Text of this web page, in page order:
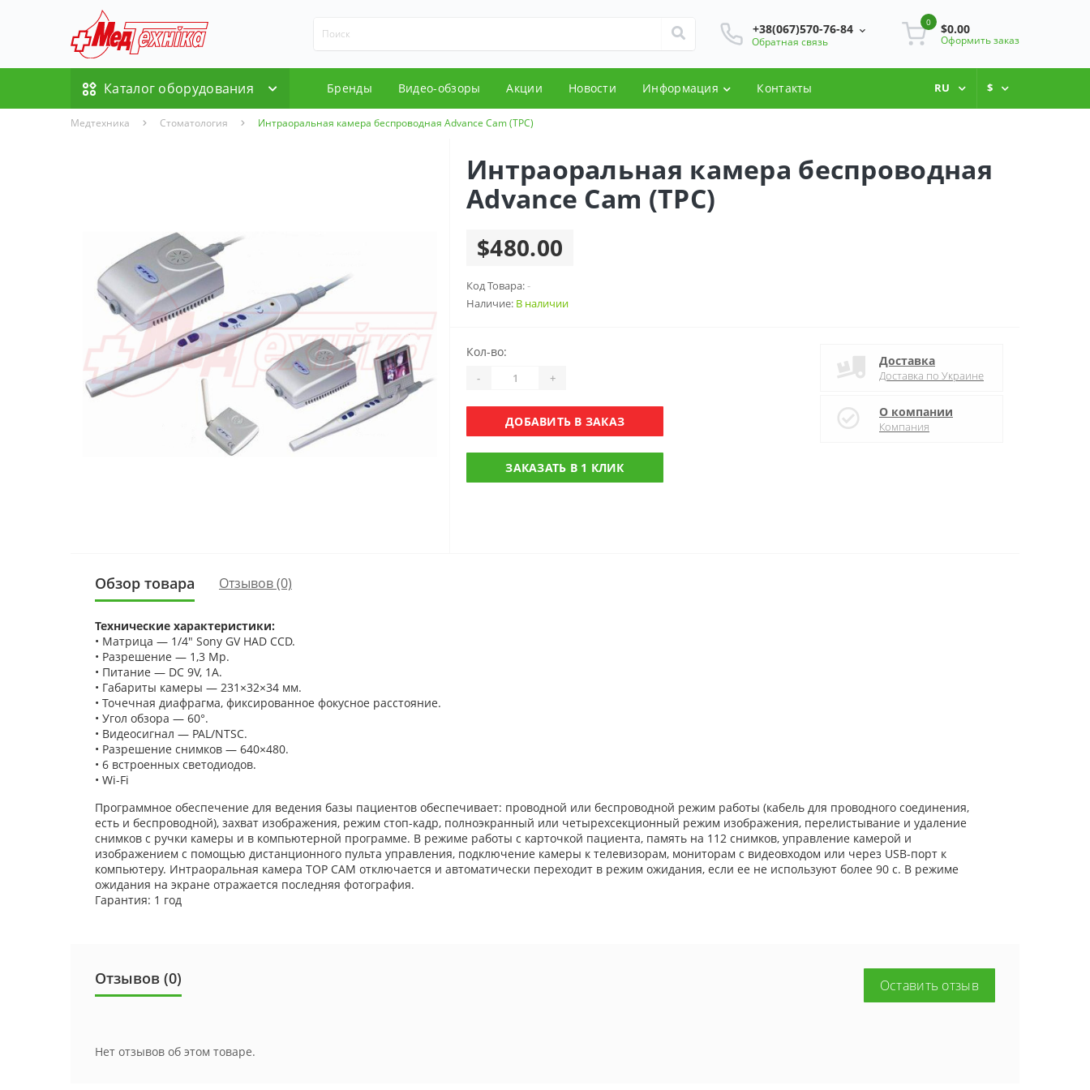
+38(067)570-76-84
Обратная связь
0 $0.00
Оформить заказ
Каталог оборудования Бренды Видео-обзоры Акции Новости Информация Контакты RU $
Медтехника Стоматология Интраоральная камера беспроводная Advance Cam (ТРС)
Интраоральная камера беспроводная
Advance Cam (ТРС)
$480.00
Код Товара:-
Наличие: В наличии
Кол-во:
- +
ДОБАВИТЬ В ЗАКАЗ
ЗАКАЗАТЬ В 1 КЛИК
Доставка
Доставка по Украине
О компании
Компания
Обзор товара Отзывов (0)
Технические характеристики:
• Матрица — 1/4" Sony GV HAD CCD.
• Разрешение — 1,3 Mp.
• Питание — DC 9V, 1A.
• Габариты камеры — 231×32×34 мм.
• Точечная диафрагма, фиксированное фокусное расстояние.
• Угол обзора — 60°.
• Видеосигнал — PAL/NTSC.
• Разрешение снимков — 640×480.
• 6 встроенных светодиодов.
• Wі-Fі
Программное обеспечение для ведения базы пациентов обеспечивает: проводной или беспроводной режим работы (кабель для проводного соединения,
есть и беспроводной), захват изображения, режим стоп-кадр, полноэкранный или четырехсекционный режим изображения, перелистывание и удаление
снимков с ручки камеры и в компьютерной программе. В режиме работы с карточкой пациента, память на 112 снимков, управление камерой и
изображением с помощью дистанционного пульта управления, подключение камеры к телевизорам, мониторам с видеовходом или через USB-порт к
компьютеру. Интраоральная камера TOP CAM отключается и автоматически переходит в режим ожидания, если ее не используют более 90 с. В режиме
ожидания на экране отражается последняя фотография.
Гарантия: 1 год
Отзывов (0) Оставить отзыв
Нет отзывов об этом товаре.